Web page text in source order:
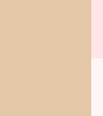
HOROSKOP